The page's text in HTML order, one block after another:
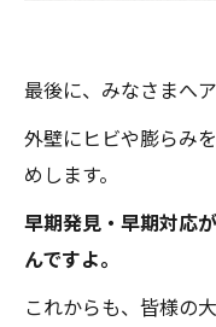
最後に、みなさまへ
外壁にヒビや膨らみ
めします。
早期発見・早期対応
んですよ。
これからも、皆様の